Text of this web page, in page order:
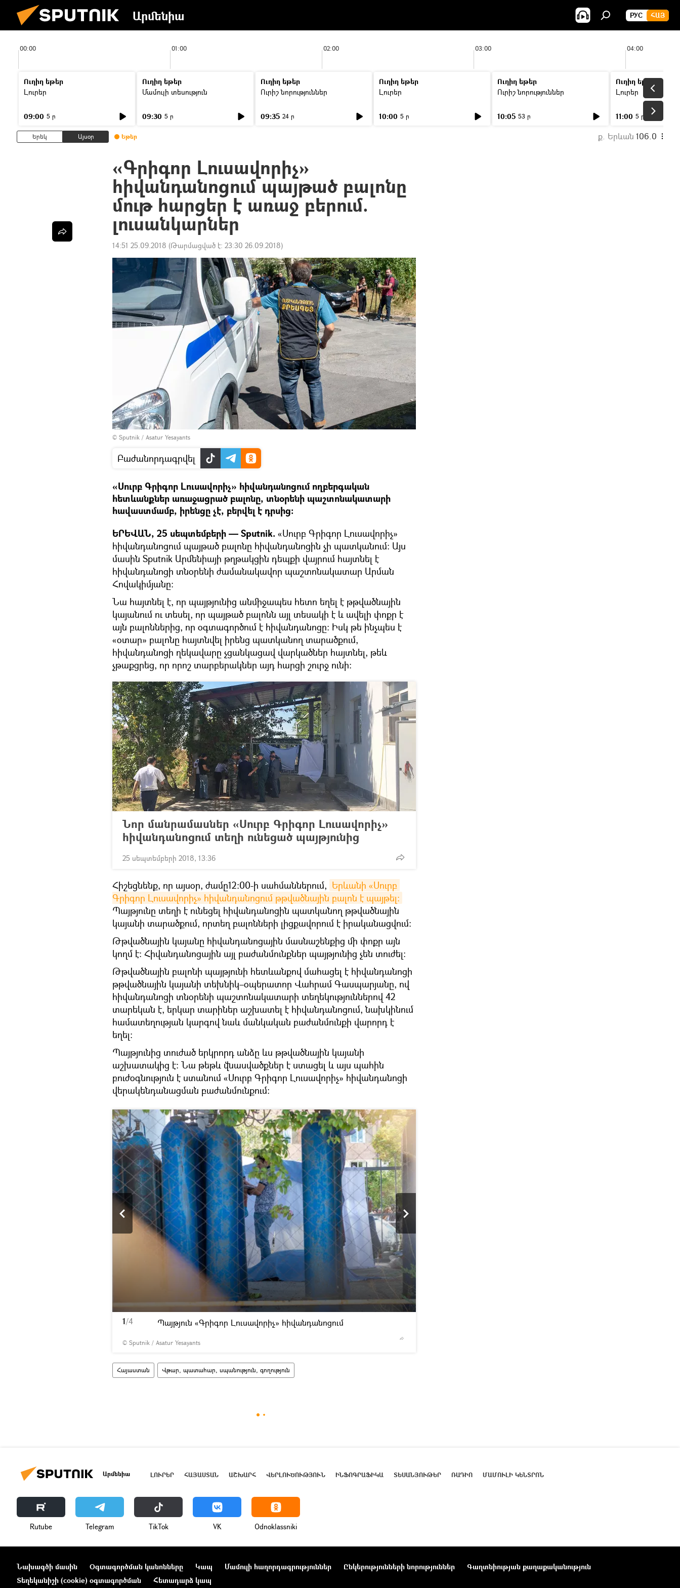
Արմենիա РУС ՀԱՅ
00:00 01:00 02:00 03:00 04:00
Ուղիղ եթեր
Լուրեր
09:00 5 ր
Ուղիղ եթեր
Մամուլի տեսություն
09:30 5 ր
Ուղիղ եթեր
Ուրիշ նորություններ
09:35 24 ր
Ուղիղ եթեր
Լուրեր
10:00 5 ր
Ուղիղ եթեր
Ուրիշ նորություններ
10:05 53 ր
Ուղիղ եթեր
Լուրեր
11:00 5 ր
Երեկ Այսօր Եթեր ք. Երևան 106.0
«Գրիգոր Լուսավորիչ»
հիվանդանոցում պայթած բալոնը
մութ հարցեր է առաջ բերում.
լուսանկարներ
14:51 25.09.2018 (Թարմացված է: 23:30 26.09.2018)
© Sputnik / Asatur Yesayants
Բաժանորդագրվել
«Սուրբ Գրիգոր Լուսավորիչ» հիվանդանոցում ողբերգական
հետևանքներ առաջացրած բալոնը, տնօրենի պաշտոնակատարի
հավաստմամբ, իրենցը չէ, բերվել է դրսից։
ԵՐԵՎԱՆ, 25 սեպտեմբերի — Sputnik. «Սուրբ Գրիգոր Լուսավորիչ»
հիվանդանոցում պայթած բալոնը հիվանդանոցին չի պատկանում։ Այս
մասին Sputnik Արմենիայի թղթակցին դեպքի վայրում հայտնել է
հիվանդանոցի տնօրենի ժամանակավոր պաշտոնակատար Արման
Հովակիմյանը։
Նա հայտնել է, որ պայթյունից անմիջապես հետո եղել է թթվածնային
կայանում ու տեսել, որ պայթած բալոնն այլ տեսակի է և ավելի փոքր է
այն բալոններից, որ օգտագործում է հիվանդանոցը։ Իսկ թե ինչպես է
«օտար» բալոնը հայտնվել իրենց պատկանող տարածքում,
հիվանդանոցի ղեկավարը չցանկացավ վարկածներ հայտնել, թեև
չթաքցրեց, որ որոշ տարբերակներ այդ հարցի շուրջ ունի։
Նոր մանրամասներ «Սուրբ Գրիգոր Լուսավորիչ»
հիվանդանոցում տեղի ունեցած պայթյունից
25 սեպտեմբերի 2018, 13:36
Հիշեցնենք, որ այսօր, ժամը12։00-ի սահմաններում, Երևանի «Սուրբ
Գրիգոր Լուսավորիչ» հիվանդանոցում թթվածնային բալոն է պայթել։
Պայթյունը տեղի է ունեցել հիվանդանոցին պատկանող թթվածնային
կայանի տարածքում, որտեղ բալոնների լիցքավորում է իրականացվում։
Թթվածնային կայանը հիվանդանոցային մասնաշենքից մի փոքր այն
կողմ է։ Հիվանդանոցային այլ բաժանմունքներ պայթյունից չեն տուժել։
Թթվածնային բալոնի պայթյունի հետևանքով մահացել է հիվանդանոցի
թթվածնային կայանի տեխնիկ–օպերատոր Վահրամ Գասպարյանը, ով
հիվանդանոցի տնօրենի պաշտոնակատարի տեղեկություններով 42
տարեկան է, երկար տարիներ աշխատել է հիվանդանոցում, նախկինում
համատեղության կարգով նաև մանկական բաժանմունքի վարորդ է
եղել։
Պայթյունից տուժած երկրորդ անձը ևս թթվածնային կայանի
աշխատակից է։ Նա թեթև վնասվածքներ է ստացել և այս պահին
բուժօգնություն է ստանում «Սուրբ Գրիգոր Լուսավորիչ» հիվանդանոցի
վերակենդանացման բաժանմունքում։
1/4
© Sputnik / Asatur Yesayants
Պայթյուն «Գրիգոր Լուսավորիչ» հիվանդանոցում
Հայաստան Վթար, պատահար, սպանություն, գողություն
Արմենիա ԼՈՒՐԵՐ ՀԱՅԱՍՏԱՆ ԱՇԽԱՐՀ ՎԵՐԼՈՒԾՈՒԹՅՈՒՆ ԻՆՖՈԳՐԱՖԻԿԱ ՏԵՍԱՆՅՈՒԹԵՐ ՌԱԴԻՈ ՄԱՄՈՒԼԻ ԿԵՆՏՐՈՆ
Rutube Telegram ТikТоk VK Odnoklassniki
Նախագծի մասին Օգտագործման կանոնները Կապ Մամուլի հաղորդագրություններ Ընկերությունների նորություններ
Գաղտնիության քաղաքականություն
Տեղեկանիշի (cookie) օգտագործման
Հետադարձ կապ